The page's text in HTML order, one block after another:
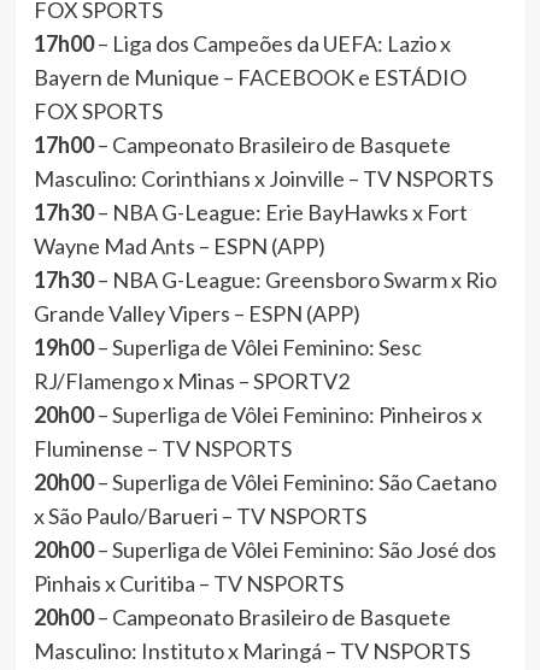
FOX SPORTS
17h00– Liga dos Campeões da UEFA: Lazio x
Bayern de Munique – FACEBOOK e ESTÁDIO
FOX SPORTS
17h00– Campeonato Brasileiro de Basquete
Masculino: Corinthians x Joinville – TV NSPORTS
17h30– NBA G-League: Erie BayHawks x Fort
Wayne Mad Ants – ESPN (APP)
17h30– NBA G-League: Greensboro Swarm x Rio
Grande Valley Vipers – ESPN (APP)
19h00– Superliga de Vôlei Feminino: Sesc
RJ/Flamengo x Minas – SPORTV2
20h00– Superliga de Vôlei Feminino: Pinheiros x
Fluminense – TV NSPORTS
20h00– Superliga de Vôlei Feminino: São Caetano
x São Paulo/Barueri – TV NSPORTS
20h00– Superliga de Vôlei Feminino: São José dos
Pinhais x Curitiba – TV NSPORTS
20h00– Campeonato Brasileiro de Basquete
Masculino: Instituto x Maringá – TV NSPORTS